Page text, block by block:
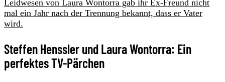
Leidwesen von Laura Wontorra gab ihr Ex-Freund nicht
mal ein Jahr nach der Trennung bekannt, dass er Vater
wird.
Steffen Henssler und Laura Wontorra: Ein
perfektes TV-Pärchen